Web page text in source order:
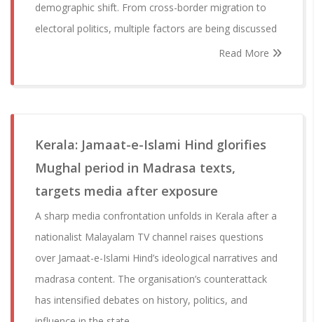
demographic shift. From cross-border migration to
electoral politics, multiple factors are being discussed
Read More
Kerala: Jamaat-e-Islami Hind glorifies
Mughal period in Madrasa texts,
targets media after exposure
A sharp media confrontation unfolds in Kerala after a
nationalist Malayalam TV channel raises questions
over Jamaat-e-Islami Hind’s ideological narratives and
madrasa content. The organisation’s counterattack
has intensified debates on history, politics, and